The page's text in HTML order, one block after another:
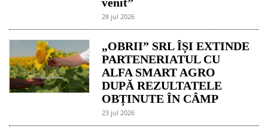
28 jul 2026
„OBRII” SRL ÎȘI EXTINDE
PARTENERIATUL CU
ALFA SMART AGRO
DUPĂ REZULTATELE
OBȚINUTE ÎN CÂMP
23 jul 2026